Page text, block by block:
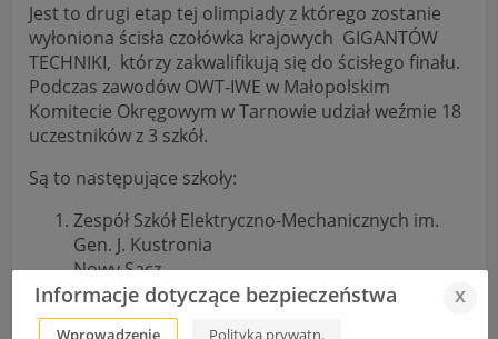
Jest to drugi etap tej olimpiady z którego zostanie
wyłoniona ścisła czołówka krajowych GIGANTÓW
TECHNIKI, którzy zakwalifikują się do ścisłego finału.
Podczas zawodów OWT-IWE w Małopolskim
Komitecie Okręgowym w Tarnowie udział weźmie 18
uczestników z 3 szkół.
Są to następujące szkoły:
Zespół Szkół Elektryczno-Mechanicznych im.
Gen. J. Kustronia
Nowy Sącz
Zespół Szkół Technicznych i Placówek im. St.
Staszica
Informacje dotyczące bezpieczeństwa x
Wprowadzenie Polityka prywatn.